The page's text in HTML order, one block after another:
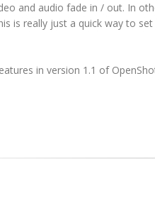
and audio fade in / out. In
is really just a quick way to
in version 1.1 of